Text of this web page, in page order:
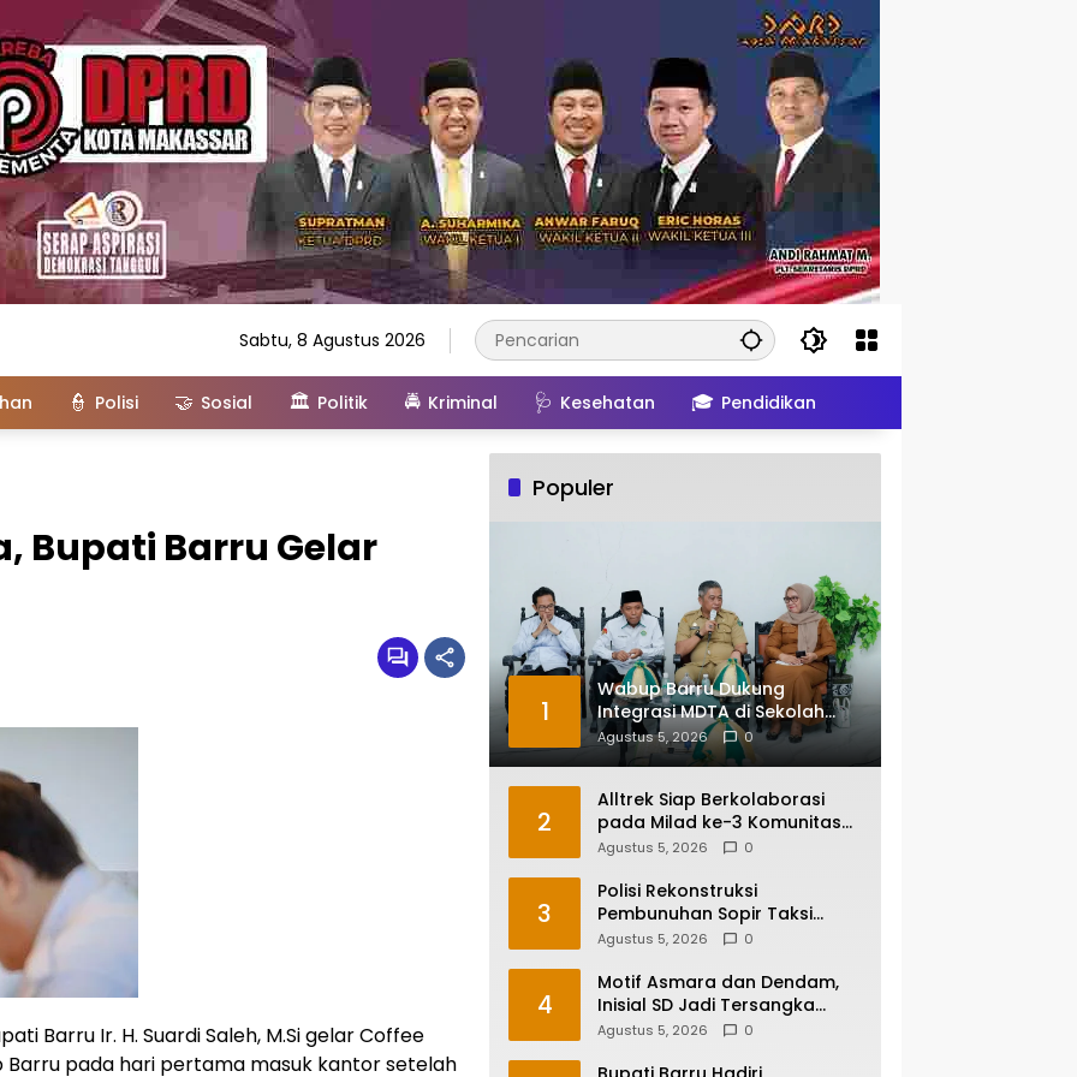
Sabtu, 8 Agustus 2026
👮 Polisi 🤝 Sosial 🏛️ Politik 🚔 Kriminal 🩺 Kesehatan 🎓 Pendidikan
Bupati Barru Gelar
Barru Ir. H. Suardi Saleh, M.Si gelar Coffee
Barru pada hari pertama masuk kantor setelah
Populer
1
Wabup Barru Dukung
Integrasi MDTA di Sekolah
Umum, Siapkan Regulasi
hingga Tim Khusus
Agustus 5, 2026 0
2
Alltrek Siap Berkolaborasi
pada Milad ke-3 Komunitas
Camping IKA Smandel
Agustus 5, 2026 0
3
Polisi Rekonstruksi
Pembunuhan Sopir Taksi
Online di Maros, Tersangka
Agustus 5, 2026 0
4
Motif Asmara dan Dendam,
Inisial SD Jadi Tersangka
Pembunuhan Sopir Taksi
Agustus 5, 2026 0